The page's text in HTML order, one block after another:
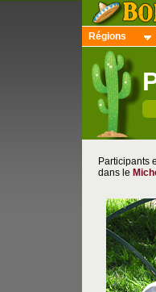
Régions
Participants
dans le